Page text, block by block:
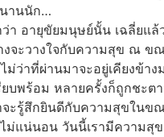
านนัก…
า อายุขัยมนุษย์นั้น เฉลี่ยแ
จะวางใจกับความสุข ณ ข
ม่ว่าที่ผ่านมาจะอยู่เคียงข้า
ยบพร้อม หลายครั้งก็ถูกชะ
จะรู้สึกยินดีกับความสุขใน
แน่นอน วันนี้เรามีความสุข